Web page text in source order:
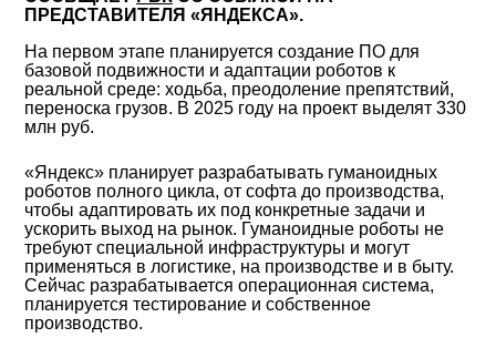
ПРЕДСТАВИТЕЛЯ «ЯНДЕКСА».
На первом этапе планируется создание ПО для
базовой подвижности и адаптации роботов к
реальной среде: ходьба, преодоление препятствий,
переноска грузов. В 2025 году на проект выделят 330
млн руб.
«Яндекс» планирует разрабатывать гуманоидных
роботов полного цикла, от софта до производства,
чтобы адаптировать их под конкретные задачи и
ускорить выход на рынок. Гуманоидные роботы не
требуют специальной инфраструктуры и могут
применяться в логистике, на производстве и в быту.
Сейчас разрабатывается операционная система,
планируется тестирование и собственное
производство.